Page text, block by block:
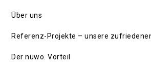
Über uns
Referenz-Projekte – unsere
Der nuwo. Vorteil